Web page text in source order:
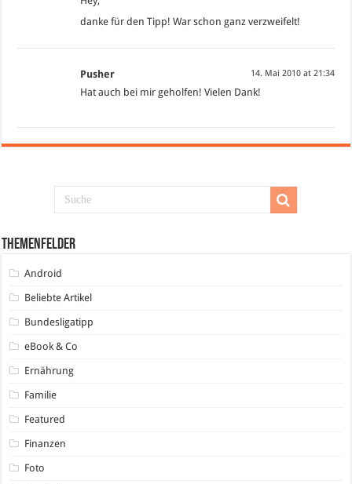
danke für den Tipp! War schon ganz verzweifelt!
Pusher 14. Mai 2010 at 21:34
Hat auch bei mir geholfen! Vielen Dank!
Themenfelder
Android
Beliebte Artikel
Bundesligatipp
eBook & Co
Ernährung
Familie
Featured
Finanzen
Foto